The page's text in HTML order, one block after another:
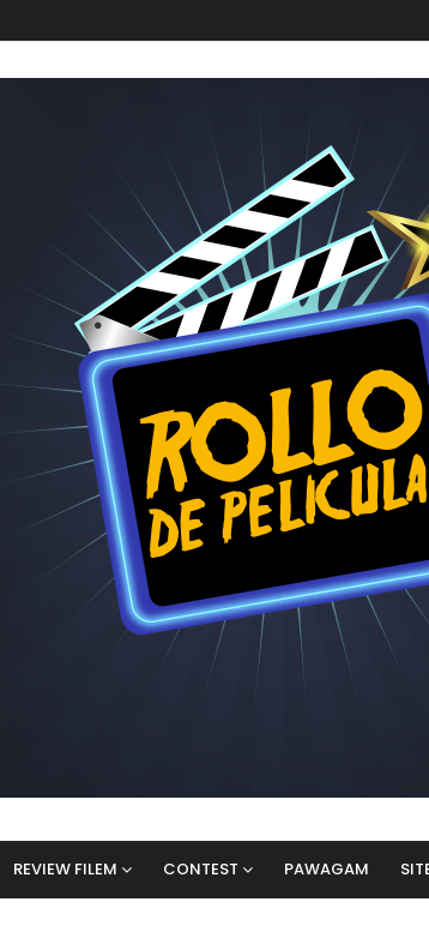
REVIEW FILEM CONTEST PAWAGAM